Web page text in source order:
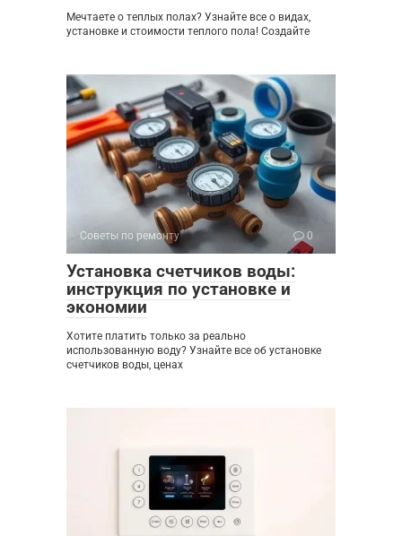
Мечтаете о теплых полах? Узнайте все о видах,
установке и стоимости теплого пола! Создайте
Советы по ремонту 0
Установка счетчиков воды:
инструкция по установке и
экономии
Хотите платить только за реально
использованную воду? Узнайте все об установке
счетчиков воды, ценах